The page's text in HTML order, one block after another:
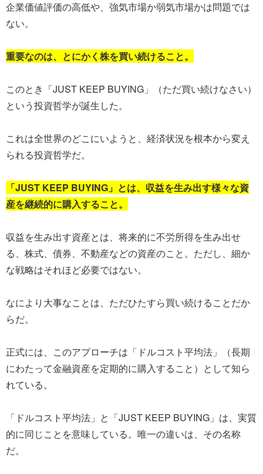
企業価値評価の高低や、強気市場か弱気市場かは問題では
ない。
重要なのは、とにかく株を買い続けること。
このとき「JUST KEEP BUYING」（ただ買い続けなさい）
という投資哲学が誕生した。
これは全世界のどこにいようと、経済状況を根本から変え
られる投資哲学だ。
「JUST KEEP BUYING」とは、収益を生み出す様々な資
産を継続的に購入すること。
収益を生み出す資産とは、将来的に不労所得を生み出せ
る、株式、債券、不動産などの資産のこと。ただし、細か
な戦略はそれほど必要ではない。
なにより大事なことは、ただひたすら買い続けることだか
らだ。
正式には、このアプローチは「ドルコスト平均法」（長期
にわたって金融資産を定期的に購入すること）として知ら
れている。
「ドルコスト平均法」と「JUST KEEP BUYING」は、実質
的に同じことを意味している。唯一の違いは、その名称
だ。